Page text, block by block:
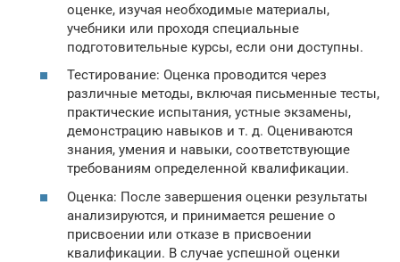
оценке, изучая необходимые материалы,
учебники или проходя специальные
подготовительные курсы, если они доступны.
Тестирование: Оценка проводится через
различные методы, включая письменные тесты,
практические испытания, устные экзамены,
демонстрацию навыков и т. д. Оцениваются
знания, умения и навыки, соответствующие
требованиям определенной квалификации.
Оценка: После завершения оценки результаты
анализируются, и принимается решение о
присвоении или отказе в присвоении
квалификации. В случае успешной оценки